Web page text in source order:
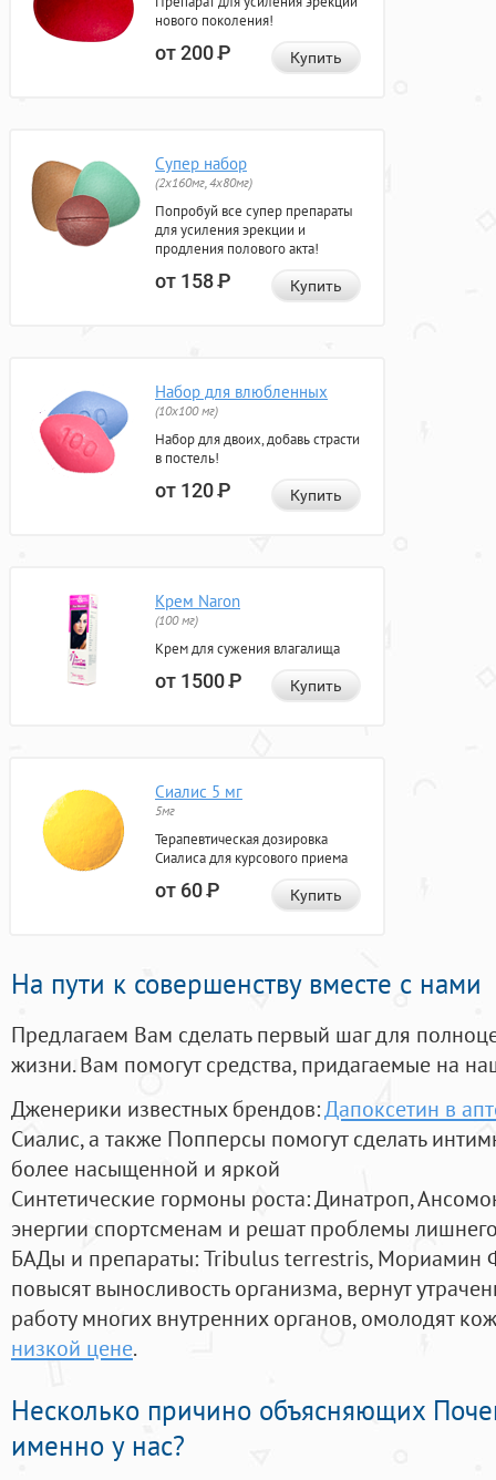
нового поколения!
от 200Р Купить
Супер набор
(2х160мг, 4х80мг)
Попробуй все супер препараты
для усиления эрекции и
продления полового акта!
от 158Р Купить
Набор для влюбленных
(10х100 мг)
Набор для двоих, добавь страсти
в постель!
от 120Р Купить
Крем Naron
(100 мг)
Крем для сужения влагалища
от 1500Р Купить
Сиалис 5 мг
5мг
Терапевтическая дозировка
Сиалиса для курсового приема
от 60Р Купить
На пути к совершенству вместе с нами
Предлагаем Вам сделать первый шаг для
жизни. Вам помогут средства, придагаемые на
Дженерики известных брендов:Дапоксетин в
Сиалис, а также Попперсы помогут сделать
более насыщенной и яркой
Синтетические гормоны роста: Динатроп,
энергии спортсменам и решат проблемы
БАДы и препараты:Tribulus terrestris, Мориамин
повысят выносливость организма, вернут
работу многих внутренних органов, омолодят
низкой цене.
Несколько причино объясняющих
именно у нас?